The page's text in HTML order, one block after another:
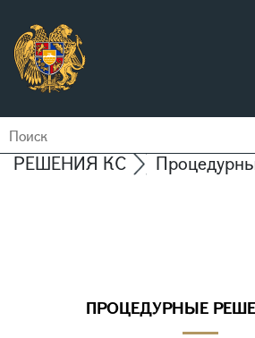
РЕШЕНИЯ КС
ПРОЦЕДУРНЫЕ